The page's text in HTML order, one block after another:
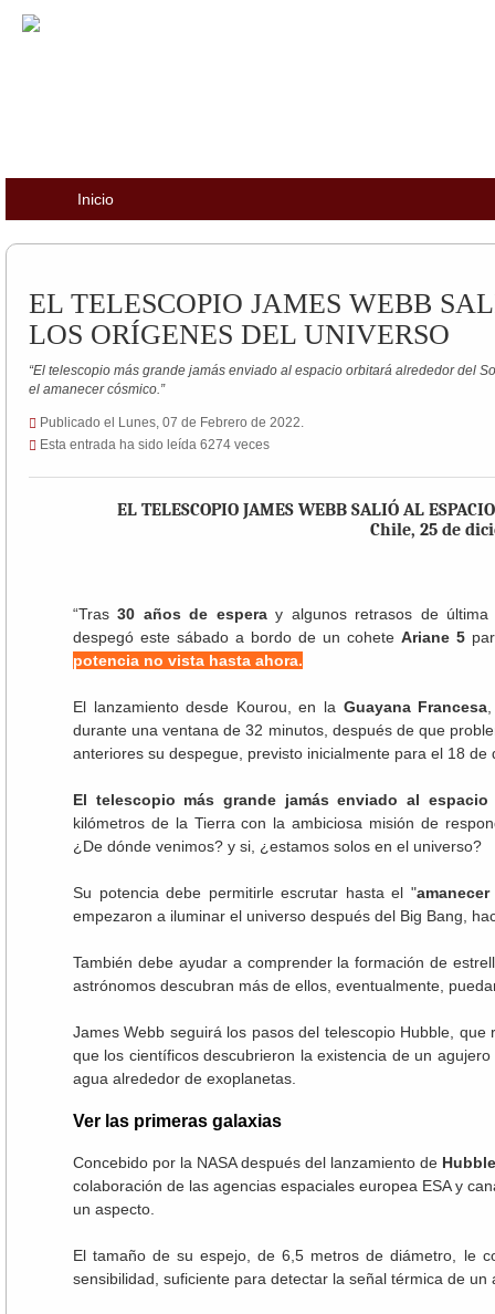
Inicio
EL TELESCOPIO JAMES WEBB
LOS ORÍGENES DEL UNIVERSO
“El telescopio más grande jamás enviado al espacio orbitará alrededor del
el amanecer cósmico.”
Publicado el Lunes, 07 de Febrero de 2022.
Esta entrada ha sido leída 6274 veces
EL TELESCOPIO JAMES WEBB SALIÓ AL
Chile, 25 de
“Tras 30 años de espera y algunos retrasos de
despegó este sábado a bordo de un cohete Ariane 5
potencia no vista hasta ahora.
El lanzamiento desde Kourou, en la Guayana Francesa
durante una ventana de 32 minutos, después de que
anteriores su despegue, previsto inicialmente para el 18 de
El telescopio más grande jamás enviado al
kilómetros de la Tierra con la ambiciosa misión de
¿De dónde venimos? y si, ¿estamos solos en el universo?
Su potencia debe permitirle escrutar hasta el "
empezaron a iluminar el universo después del Big Bang,
También debe ayudar a comprender la formación de
astrónomos descubran más de ellos, eventualmente,
James Webb seguirá los pasos del telescopio Hubble,
que los científicos descubrieron la existencia de un
agua alrededor de exoplanetas.
Ver las primeras galaxias
Concebido por la NASA después del lanzamiento de
colaboración de las agencias espaciales europea ESA y
un aspecto.
El tamaño de su espejo, de 6,5 metros de diámetro, le
sensibilidad, suficiente para detectar la señal térmica de un